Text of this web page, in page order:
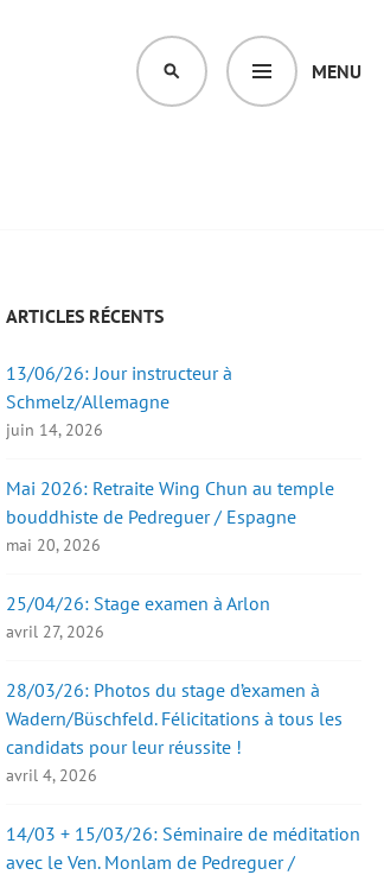
MENU
SEARCH
ARTICLES RÉCENTS
13/06/26: Jour instructeur à
Schmelz/Allemagne
juin 14, 2026
Mai 2026: Retraite Wing Chun au temple
bouddhiste de Pedreguer / Espagne
mai 20, 2026
25/04/26: Stage examen à Arlon
avril 27, 2026
28/03/26: Photos du stage d’examen à
Wadern/Büschfeld. Félicitations à tous les
candidats pour leur réussite !
avril 4, 2026
14/03 + 15/03/26: Séminaire de méditation
avec le Ven. Monlam de Pedreguer /